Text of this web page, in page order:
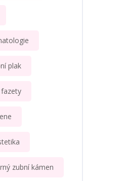
plak
zubní kámen